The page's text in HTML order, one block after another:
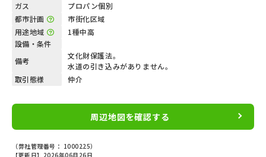
ガス
プロパン個別
都市計画
市街化区域
用途地域
1種中高
設備・条件
備考
文化財保護法。
水道の引き込みがありません。
取引態様
仲介
周辺地図を確認する
（弊社管理番号： 1000225）
【更新日】2026年06月26日